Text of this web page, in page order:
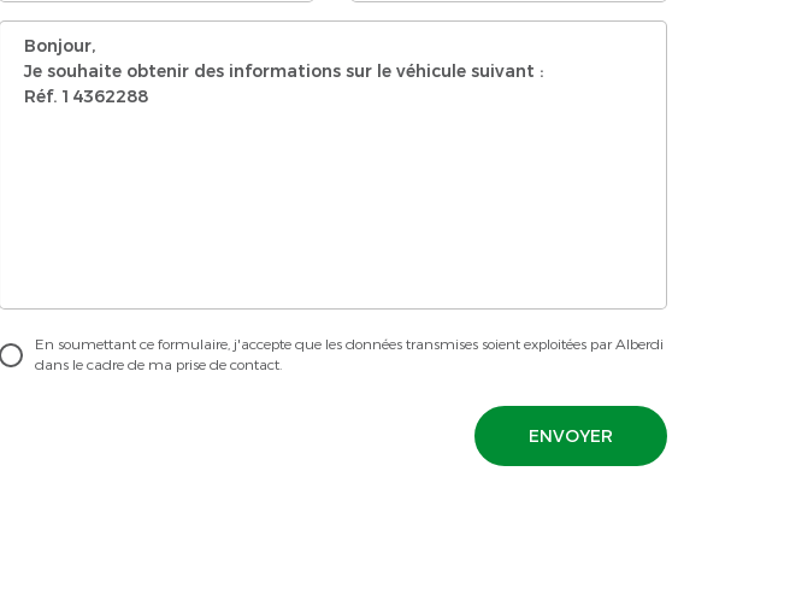
En soumettant ce formulaire, j'accepte que les données transmises soient exploitées par Alberdi
dans le cadre de ma prise de contact.
ENVOYER